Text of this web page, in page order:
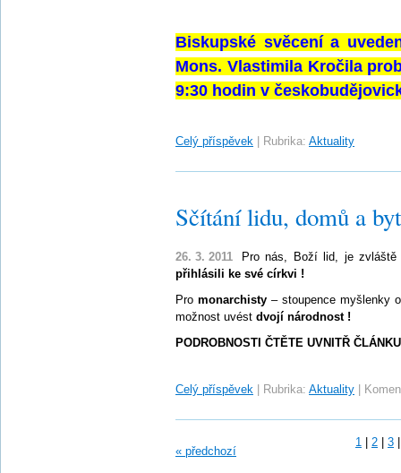
Biskupské svěcení a
Mons. Vlastimila Kročila
9:30 hodin v
Celý příspěvek Rubrika: Aktuality
Sčítání lidu, domů a
26. 3. 2011
Pro nás, Boží lid, je
přihlásili ke své církvi !
Promonarchisty – stoupence myšlenky
možnost uvést dvojí národnost !
PODROBNOSTI ČTĚTE UVNITŘ
Celý příspěvek Rubrika: Aktuality
« předchozí
1 2 3